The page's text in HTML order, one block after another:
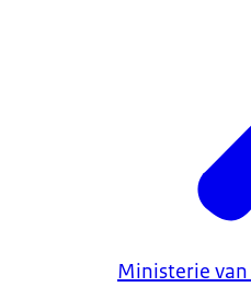
Ministerie van